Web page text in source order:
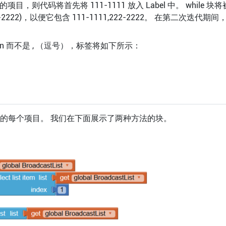
项目，则代码将首先将 111-1111 放入 Label 中。 while 块
，以便它包含 111-1111,222-2222。 在第二次迭代期间
不是 , （逗号），标签将如下所示：
个项目。 我们在下面展示了两种方法的块。